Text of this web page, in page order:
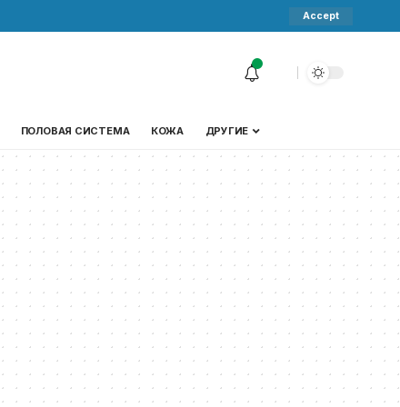
Accept
ПОЛОВАЯ СИСТЕМА КОЖА ДРУГИЕ